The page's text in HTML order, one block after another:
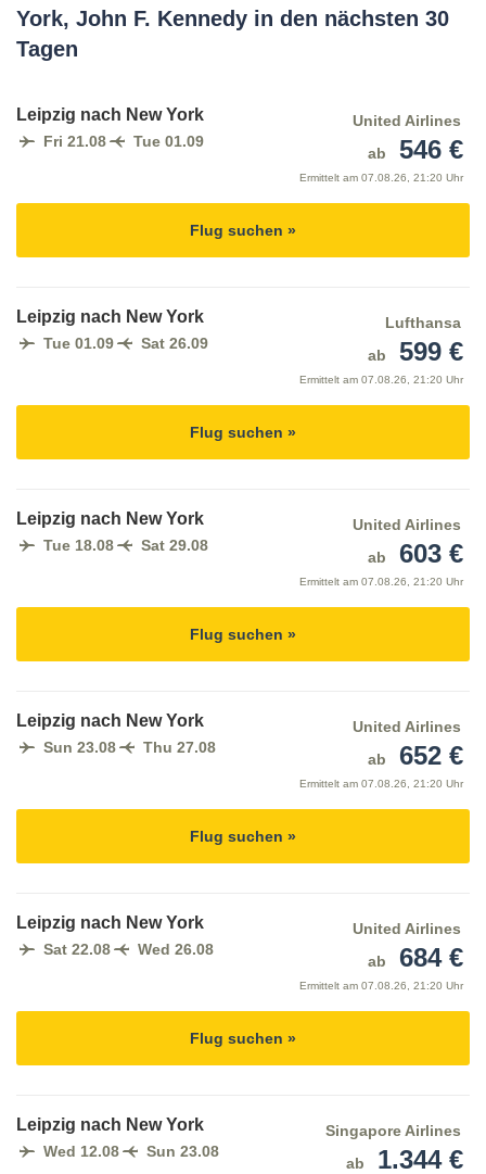
York, John F. Kennedy in den nächsten 30
Tagen
Leipzig nach New York
Fri 21.08 Tue 01.09
United Airlines
ab
546 €
Ermittelt am 07.08.26, 21:20 Uhr
Flug suchen »
Leipzig nach New York
Tue 01.09 Sat 26.09
Lufthansa
ab
599 €
Ermittelt am 07.08.26, 21:20 Uhr
Flug suchen »
Leipzig nach New York
Tue 18.08 Sat 29.08
United Airlines
ab
603 €
Ermittelt am 07.08.26, 21:20 Uhr
Flug suchen »
Leipzig nach New York
Sun 23.08 Thu 27.08
United Airlines
ab
652 €
Ermittelt am 07.08.26, 21:20 Uhr
Flug suchen »
Leipzig nach New York
Sat 22.08 Wed 26.08
United Airlines
ab
684 €
Ermittelt am 07.08.26, 21:20 Uhr
Flug suchen »
Leipzig nach New York
Wed 12.08 Sun 23.08
Singapore Airlines
ab
1.344 €